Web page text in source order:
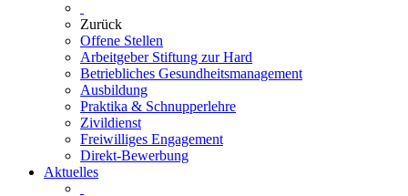
Zurück
Offene Stellen
Arbeitgeber Stiftung zur Hard
Betriebliches Gesundheitsmanagement
Ausbildung
Praktika & Schnupperlehre
Zivildienst
Freiwilliges Engagement
Direkt-Bewerbung
Aktuelles